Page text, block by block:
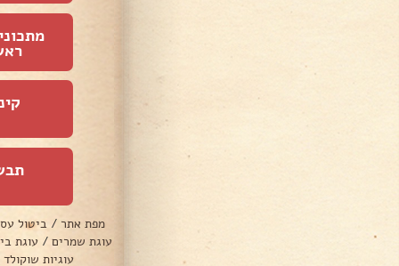
מפת אתר / ביטול
עוגת שמרים / עוגת
עוגיות